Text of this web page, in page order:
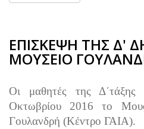
ΕΠΙΣΚΕΨΗ ΤΗΣ Δ'
ΜΟΥΣΕΙΟ
Οι μαθητές της Δ΄τάξης
Οκτωβρίου 2016 το
Γουλανδρή (Κέντρο ΓΑΙΑ).